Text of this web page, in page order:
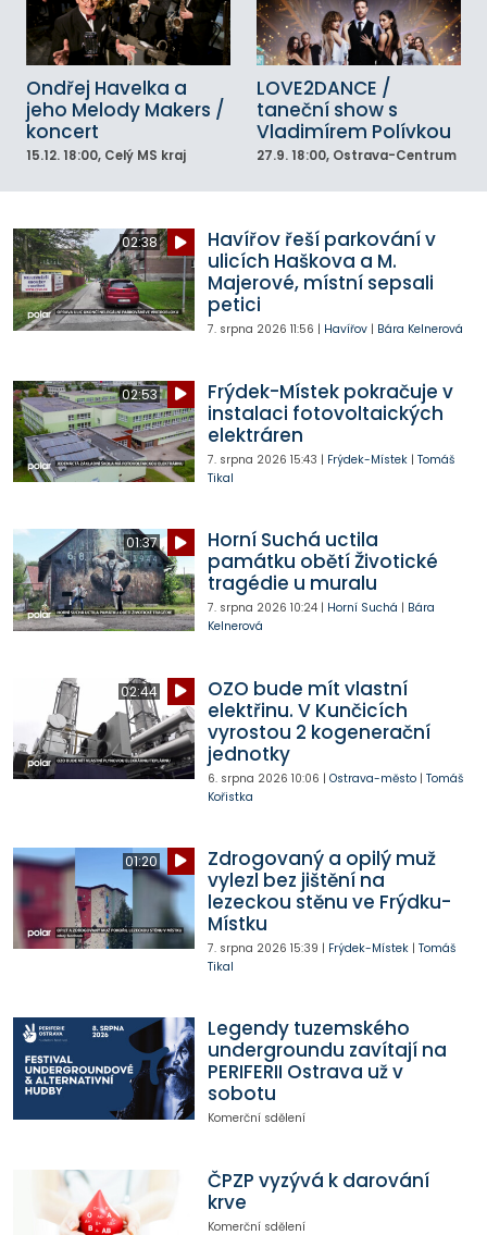
Ondřej Havelka a
jeho Melody Makers /
koncert
15.12. 18:00, Celý MS kraj
LOVE2DANCE /
taneční show s
Vladimírem Polívkou
27.9. 18:00, Ostrava-Centrum
02:38
Havířov řeší parkování v
ulicích Haškova a M.
Majerové, místní sepsali
petici
7. srpna 2026 11:56 | Havířov| Bára Kelnerová
02:53
Frýdek-Místek pokračuje v
instalaci fotovoltaických
elektráren
7. srpna 2026 15:43 | Frýdek-Místek| Tomáš
Tikal
01:37
Horní Suchá uctila
památku obětí Životické
tragédie u muralu
7. srpna 2026 10:24| Horní Suchá | Bára
Kelnerová
02:44
OZO bude mít vlastní
elektřinu. V Kunčicích
vyrostou 2 kogenerační
jednotky
6. srpna 2026 10:06 | Ostrava-město| Tomáš
Kořistka
01:20
Zdrogovaný a opilý muž
vylezl bez jištění na
lezeckou stěnu ve Frýdku-
Místku
7. srpna 2026 15:39 | Frýdek-Místek| Tomáš
Tikal
Legendy tuzemského
undergroundu zavítají na
PERIFERII Ostrava už v
sobotu
Komerční sdělení
ČPZP vyzývá k darování
krve
Komerční sdělení